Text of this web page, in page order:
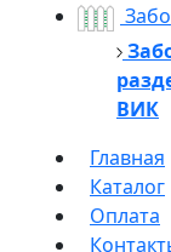
ВИК
Главная
Каталог
Оплата